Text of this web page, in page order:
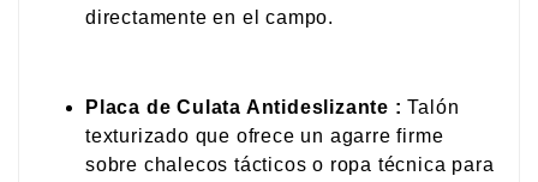
directamente en el campo.
Placa de Culata Antideslizante : Talón
texturizado que ofrece un agarre firme
sobre chalecos tácticos o ropa técnica para